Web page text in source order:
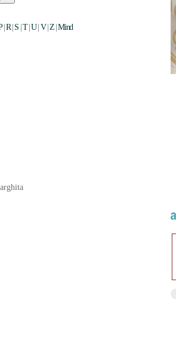
R S T |U V |Z |Mind